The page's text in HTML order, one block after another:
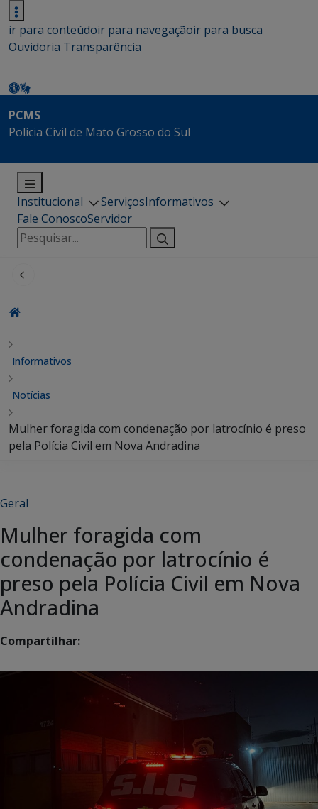
ir para conteúdoir para navegaçãoir para busca
Ouvidoria Transparência
PCMS
Polícia Civil de Mato Grosso do Sul
Institucional ServiçosInformativos
Fale ConoscoServidor
Pesquisar
por:
Informativos
Notícias
Mulher foragida com condenação por latrocínio é preso
pela Polícia Civil em Nova Andradina
Geral
Mulher foragida com
condenação por latrocínio é
preso pela Polícia Civil em Nova
Andradina
Compartilhar: